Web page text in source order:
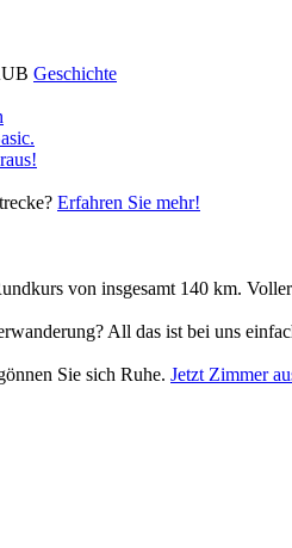
Geschichte
Erfahren Sie mehr!
von insgesamt 140 km.
All das ist bei uns
Sie sich Ruhe. Jetzt Zimmer